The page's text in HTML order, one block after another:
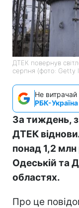
ДТЕК повернув
серпня (фото: Getty
Не витрачай
РБК-
За тиждень,
ДТЕК
понад 1,2
Одеській та
областях.
Про це